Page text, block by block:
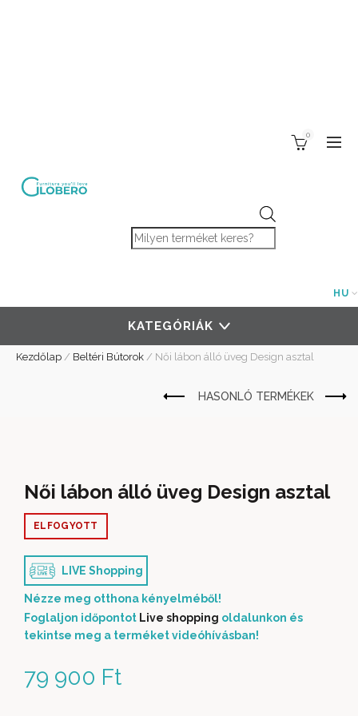
Products search
0
HU
KATEGÓRIÁK
Kezdőlap / Beltéri Bútorok / Női lábon álló üveg Design asztal
Női lábon álló üveg Design asztal
79 900 Ft
ELFOGYOTT
LIVE Shopping
Nézze meg otthona kényelméből!
Foglaljon időpontot Live shopping oldalunkon és
tekintse meg a terméket videóhívásban!